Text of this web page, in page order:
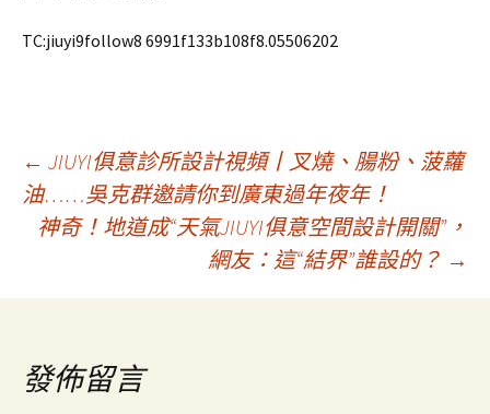
TC:jiuyi9follow8 6991f133b108f8.05506202
文
章
導
覽
← JIUYI俱意診所設計視頻丨叉燒、腸粉、菠蘿
油……吳克群邀請你到廣東過年夜年！
神奇！地道成“天氣JIUYI俱意空間設計開關”，
網友：這“結界”誰設的？ →
發佈留言